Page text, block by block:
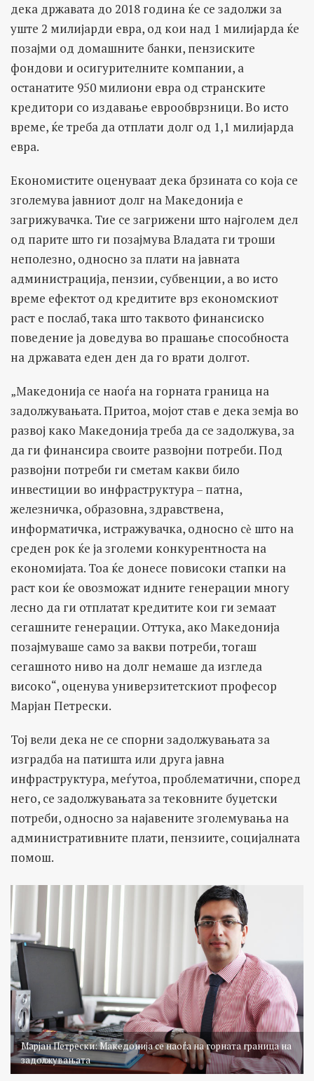
дека државата до 2018 година ќе се задолжи за
уште 2 милијарди евра, од кои над 1 милијарда ќе
позајми од домашните банки, пензиските
фондови и осигурителните компании, а
останатите 950 милиони евра од странските
кредитори со издавање еврообврзници. Во исто
време, ќе треба да отплати долг од 1,1 милијарда
евра.
Економистите оценуваат дека брзината со која се
зголемува јавниот долг на Македонија е
загрижувачка. Тие се загрижени што најголем дел
од парите што ги позајмува Владата ги троши
неполезно, односно за плати на јавната
администрација, пензии, субвенции, а во исто
време ефектот од кредитите врз економскиот
раст е послаб, така што таквото финансиско
поведение ја доведува во прашање способноста
на државата еден ден да го врати долгот.
„Македонија се наоѓа на горната граница на
задолжувањата. Притоа, мојот став е дека земја во
развој како Македонија треба да се задолжува, за
да ги финансира своите развојни потреби. Под
развојни потреби ги сметам какви било
инвестиции во инфраструктура – патна,
железничка, образовна, здравствена,
информатичка, истражувачка, односно сѐ што на
среден рок ќе ја зголеми конкурентноста на
економијата. Тоа ќе донесе повисоки стапки на
раст кои ќе овозможат идните генерации многу
лесно да ги отплатат кредитите кои ги земаат
сегашните генерации. Оттука, ако Македонија
позајмуваше само за вакви потреби, тогаш
сегашното ниво на долг немаше да изгледа
високо“, оценува универзитетскиот професор
Марјан Петрески.
Тој вели дека не се спорни задолжувањата за
изградба на патишта или друга јавна
инфраструктура, меѓутоа, проблематични, според
него, се задолжувањата за тековните буџетски
потреби, односно за најавените зголемувања на
административните плати, пензиите, социјалната
помош.
Марјан Петрески: Македонија се наоѓа на горната граница на
задолжувањата